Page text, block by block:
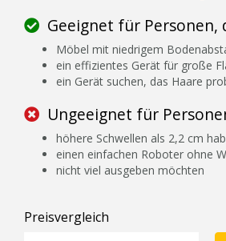
Geeignet für Personen,
Möbel mit niedrigem
ein effizientes Gerät für große
ein Gerät suchen, das Haare
Ungeeignet für
höhere Schwellen als 2,2 cm
einen einfachen Roboter ohne
nicht viel ausgeben möchten
Preisvergleich